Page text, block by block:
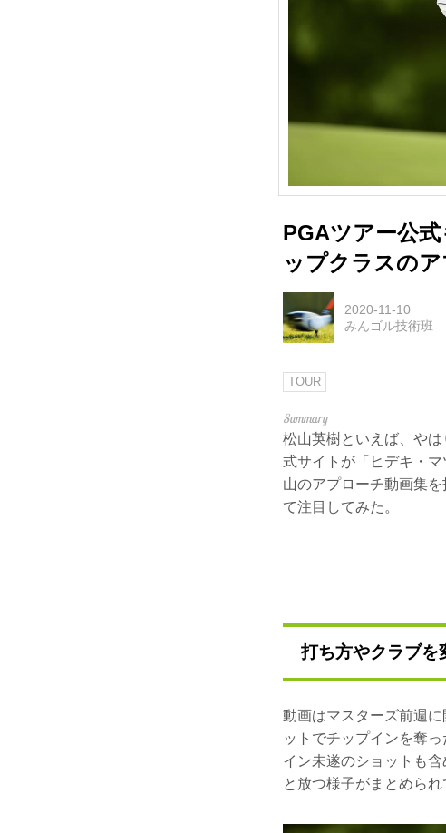
PGAツアー公
ップクラスの
2020-11-10
みんゴル技術班
TOUR
松山英樹といえば、や
式サイトが「ヒデキ・
山のアプローチ動画集
て注目してみた。
打ち方やクラブを
動画はマスターズ前週
ットでチップインを奪
イン未遂のショットも
と放つ様子がまとめられ